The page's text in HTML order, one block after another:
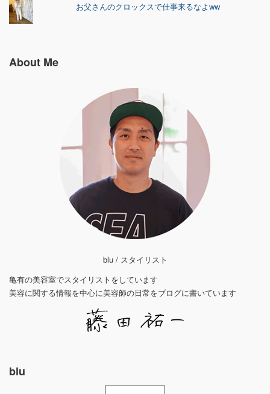
お父さんのクロックスで仕事来るなよww
About Me
blu / スタイリスト
亀有の美容室でスタイリストをしています
美容に関する情報を中心に美容師の日常をブログに書いています
blu